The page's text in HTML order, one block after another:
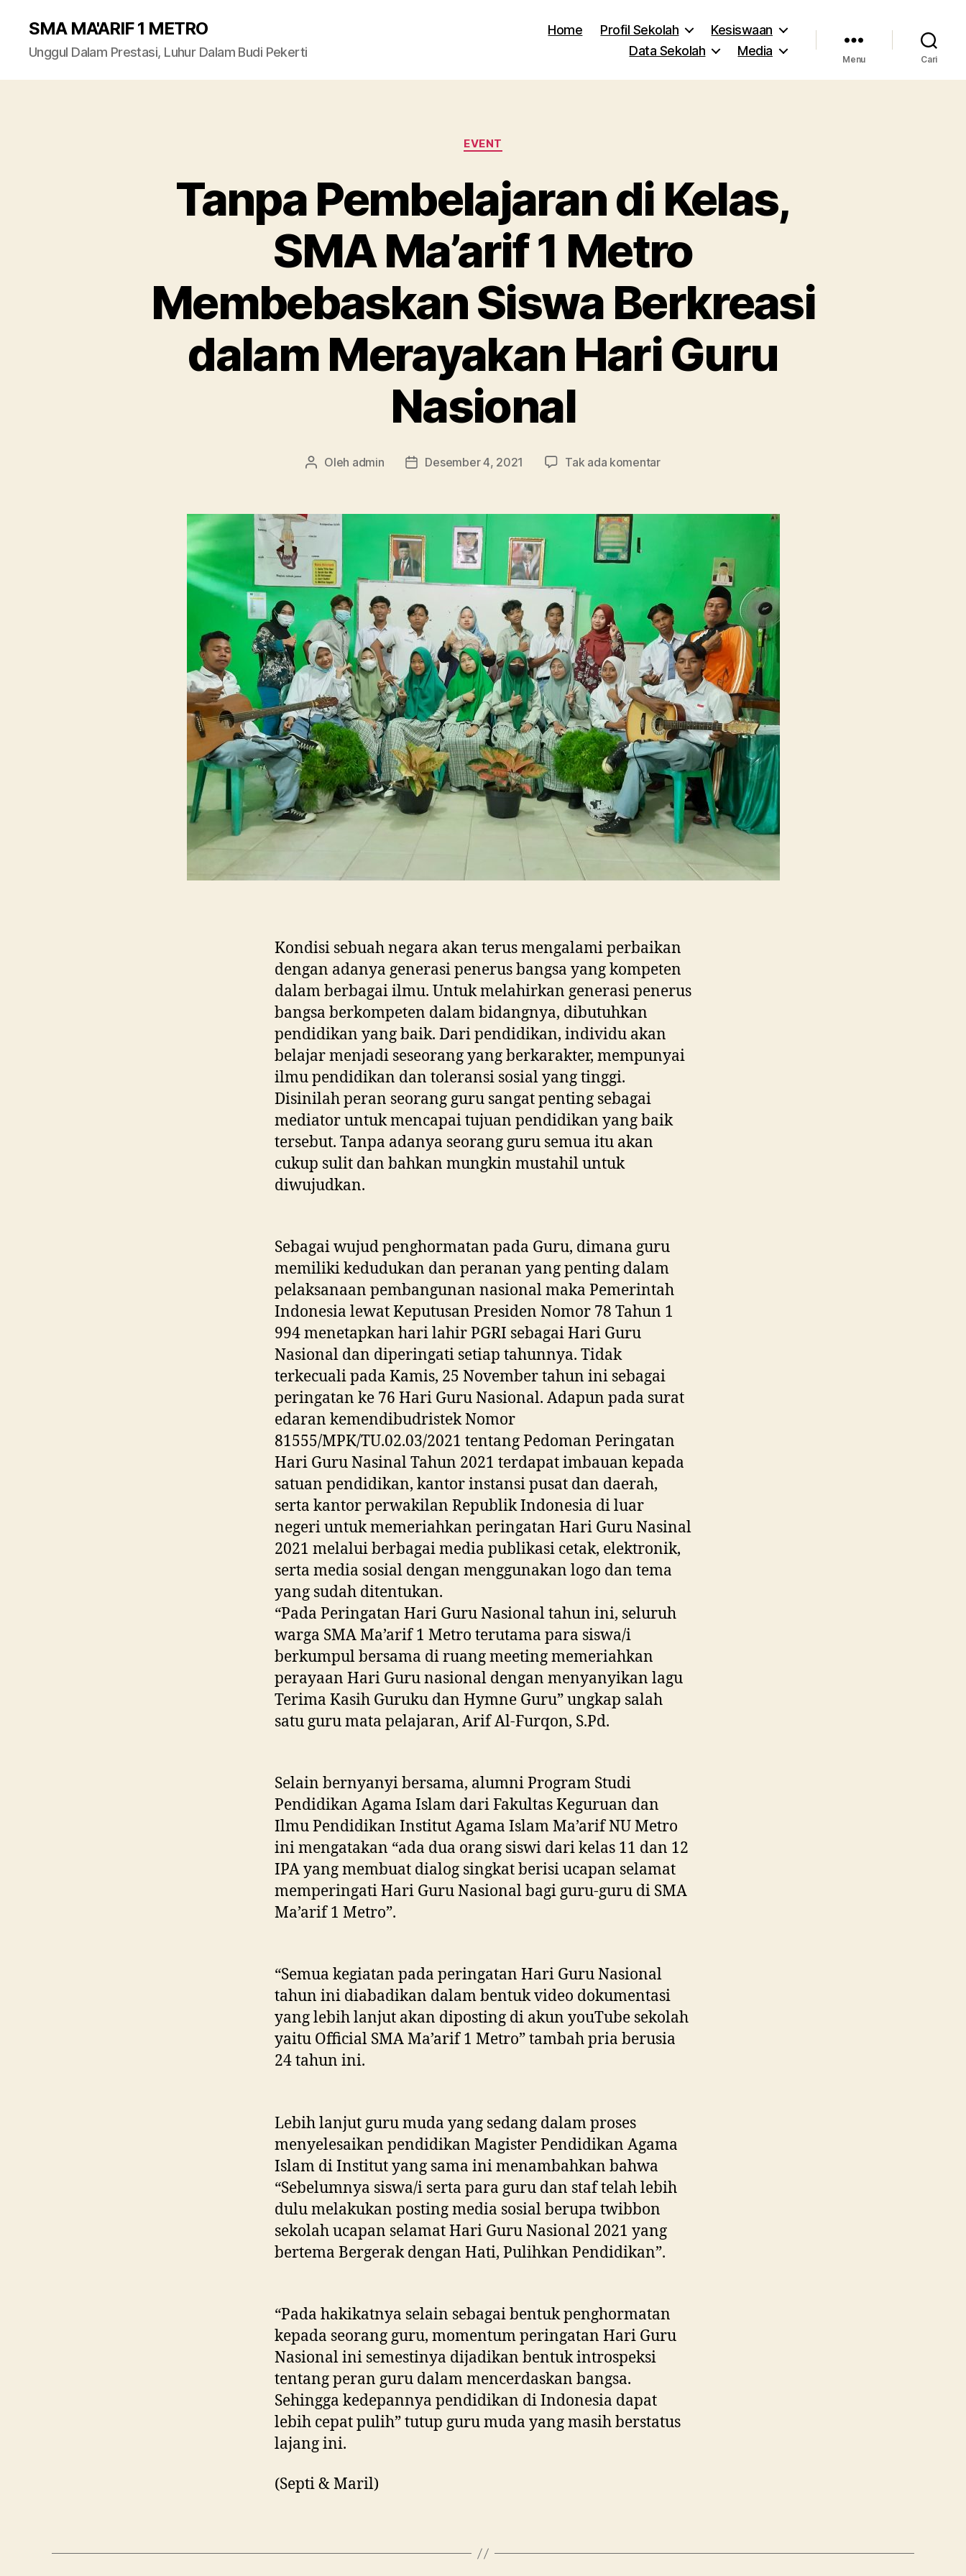
SMA MA'ARIF 1 METRO
Unggul Dalam Prestasi, Luhur Dalam Budi Pekerti
Home Profil Sekolah
Kesiswaan
Data Sekolah
Media
Menu Cari
Kategori
EVENT
Tanpa Pembelajaran di Kelas,
SMA Ma’arif 1 Metro
Membebaskan Siswa Berkreasi
dalam Merayakan Hari Guru
Nasional
Penulis
Oleh admin
Tanggal
Desember 4, 2021 Tak ada komentarpada
di
Ma’arif
Metro
Membebaskan
Siswa
Berkreasi
dalam
Merayakan
Hari
Guru
Nasional
Kondisi sebuah negara akan terus mengalami perbaikan
dengan adanya generasi penerus bangsa yang kompeten
dalam berbagai ilmu. Untuk melahirkan generasi penerus
bangsa berkompeten dalam bidangnya, dibutuhkan
pendidikan yang baik. Dari pendidikan, individu akan
belajar menjadi seseorang yang berkarakter, mempunyai
ilmu pendidikan dan toleransi sosial yang tinggi.
Disinilah peran seorang guru sangat penting sebagai
mediator untuk mencapai tujuan pendidikan yang baik
tersebut. Tanpa adanya seorang guru semua itu akan
cukup sulit dan bahkan mungkin mustahil untuk
diwujudkan.
Sebagai wujud penghormatan pada Guru, dimana guru
memiliki kedudukan dan peranan yang penting dalam
pelaksanaan pembangunan nasional maka Pemerintah
Indonesia lewat Keputusan Presiden Nomor 78 Tahun 1
994 menetapkan hari lahir PGRI sebagai Hari Guru
Nasional dan diperingati setiap tahunnya. Tidak
terkecuali pada Kamis, 25 November tahun ini sebagai
peringatan ke 76 Hari Guru Nasional. Adapun pada surat
edaran kemendibudristek Nomor
81555/MPK/TU.02.03/2021 tentang Pedoman Peringatan
Hari Guru Nasinal Tahun 2021 terdapat imbauan kepada
satuan pendidikan, kantor instansi pusat dan daerah,
serta kantor perwakilan Republik Indonesia di luar
negeri untuk memeriahkan peringatan Hari Guru Nasinal
2021 melalui berbagai media publikasi cetak, elektronik,
serta media sosial dengan menggunakan logo dan tema
yang sudah ditentukan.
“Pada Peringatan Hari Guru Nasional tahun ini, seluruh
warga SMA Ma’arif 1 Metro terutama para siswa/i
berkumpul bersama di ruang meeting memeriahkan
perayaan Hari Guru nasional dengan menyanyikan lagu
Terima Kasih Guruku dan Hymne Guru” ungkap salah
satu guru mata pelajaran, Arif Al-Furqon, S.Pd.
Selain bernyanyi bersama, alumni Program Studi
Pendidikan Agama Islam dari Fakultas Keguruan dan
Ilmu Pendidikan Institut Agama Islam Ma’arif NU Metro
ini mengatakan “ada dua orang siswi dari kelas 11 dan 12
IPA yang membuat dialog singkat berisi ucapan selamat
memperingati Hari Guru Nasional bagi guru-guru di SMA
Ma’arif 1 Metro”.
“Semua kegiatan pada peringatan Hari Guru Nasional
tahun ini diabadikan dalam bentuk video dokumentasi
yang lebih lanjut akan diposting di akun youTube sekolah
yaitu Official SMA Ma’arif 1 Metro” tambah pria berusia
24 tahun ini.
Lebih lanjut guru muda yang sedang dalam proses
menyelesaikan pendidikan Magister Pendidikan Agama
Islam di Institut yang sama ini menambahkan bahwa
“Sebelumnya siswa/i serta para guru dan staf telah lebih
dulu melakukan posting media sosial berupa twibbon
sekolah ucapan selamat Hari Guru Nasional 2021 yang
bertema Bergerak dengan Hati, Pulihkan Pendidikan”.
“Pada hakikatnya selain sebagai bentuk penghormatan
kepada seorang guru, momentum peringatan Hari Guru
Nasional ini semestinya dijadikan bentuk introspeksi
tentang peran guru dalam mencerdaskan bangsa.
Sehingga kedepannya pendidikan di Indonesia dapat
lebih cepat pulih” tutup guru muda yang masih berstatus
lajang ini.
(Septi & Maril)